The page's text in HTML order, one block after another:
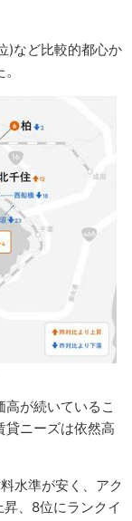
)など比較的都心か
が続いているこ
貸ニーズは依然高
水準が安く、アク
、8位にランクイ